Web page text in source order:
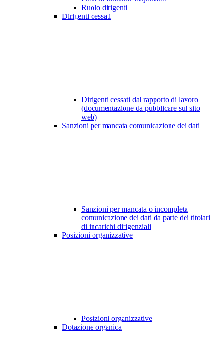
Ruolo dirigenti
Dirigenti cessati
Dirigenti cessati dal rapporto di lavoro
(documentazione da pubblicare sul sito
web)
Sanzioni per mancata comunicazione dei dati
Sanzioni per mancata o incompleta
comunicazione dei dati da parte dei titolari
di incarichi dirigenziali
Posizioni organizzative
Posizioni organizzative
Dotazione organica